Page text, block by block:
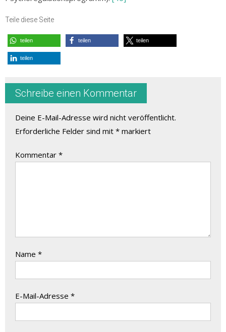
Teile diese Seite
teilen teilen teilen
teilen
Schreibe einen Kommentar
Deine E-Mail-Adresse wird nicht veröffentlicht.
Erforderliche Felder sind mit * markiert
Kommentar *
Name *
E-Mail-Adresse *